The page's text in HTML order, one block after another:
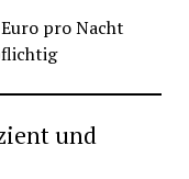
pro Nacht
und